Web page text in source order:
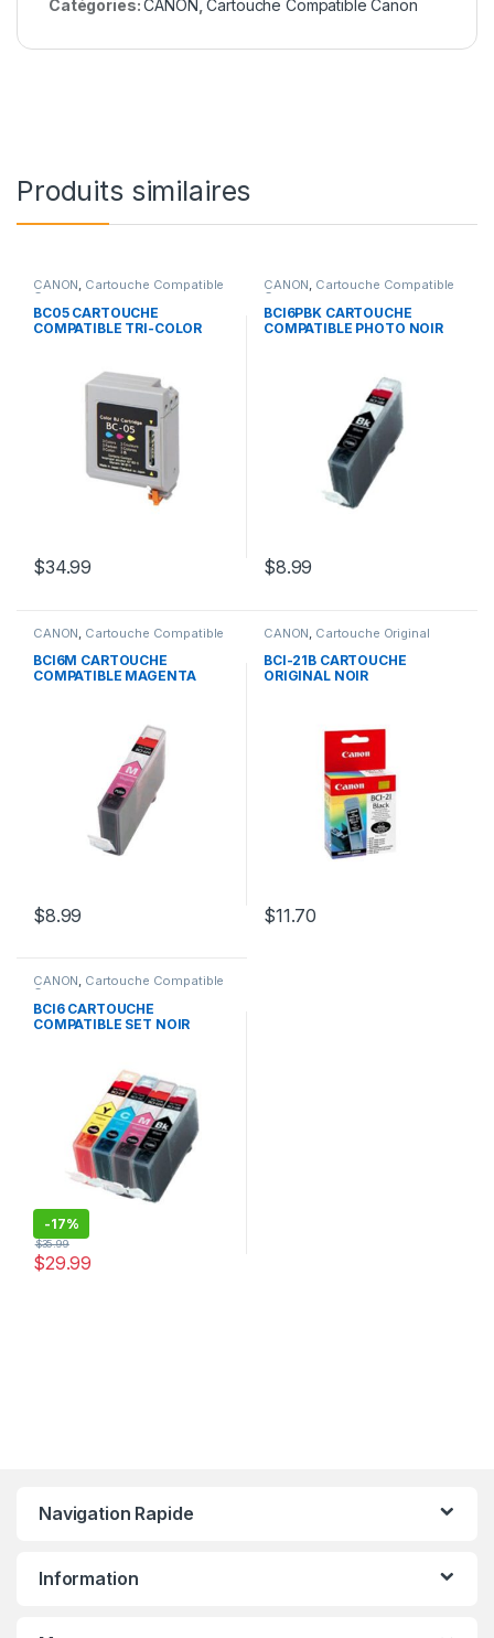
Catégories:CANON,Cartouche Compatible Canon
Produits similaires
CANON, Cartouche Compatible
Canon
BC05 CARTOUCHE
COMPATIBLE TRI-COLOR
$34.99
CANON, Cartouche Compatible
Canon
BCI6PBK CARTOUCHE
COMPATIBLE PHOTO NOIR
$8.99
CANON, Cartouche Compatible
BCI6M CARTOUCHE
COMPATIBLE MAGENTA
$8.99
CANON, Cartouche Original
BCI-21B CARTOUCHE
ORIGINAL NOIR
$11.70
CANON, Cartouche Compatible
Canon
BCI6 CARTOUCHE
COMPATIBLE SET NOIR
-17%
$29.99
$35.99
Navigation Rapide
Information